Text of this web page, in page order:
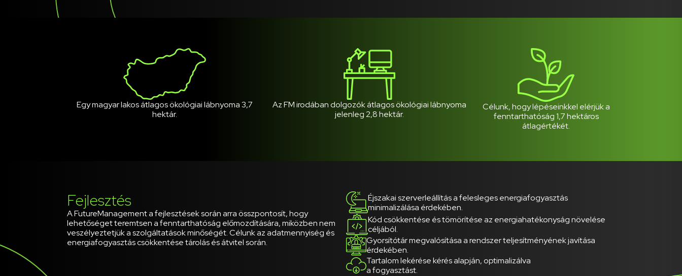
Egy magyar lakos átlagos ökológiai lábnyoma 3,7
hektár.
Az FM irodában dolgozók átlagos ökológiai lábnyoma
jelenleg 2,8 hektár.
Célunk, hogy lépéseinkkel elérjük a
fenntarthatóság 1,7 hektáros
átlagértékét.
Fejlesztés
A FutureManagement a fejlesztések során arra összpontosít, hogy
lehetőséget teremtsen a fenntarthatóság előmozdítására, miközben nem
veszélyeztetjük a szolgáltatások minőségét. Célunk az adatmennyiség és
energiafogyasztás csökkentése tárolás és átvitel során.
Éjszakai szerverleállítás a felesleges energiafogyasztás
minimalizálása érdekében.
Kód csökkentése és tömörítése az energiahatékonyság növelése
céljából.
Gyorsítótár megvalósítása a rendszer teljesítményének javítása
érdekében.
Tartalom lekérése kérés alapján, optimalizálva
a fogyasztást.